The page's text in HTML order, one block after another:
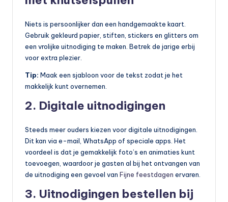
Niets is persoonlijker dan een handgemaakte kaart.
Gebruik gekleurd papier, stiften, stickers en glitters om
een vrolijke uitnodiging te maken. Betrek de jarige erbij
voor extra plezier.
Tip: Maak een sjabloon voor de tekst zodat je het
makkelijk kunt overnemen.
2. Digitale uitnodigingen
Steeds meer ouders kiezen voor digitale uitnodigingen.
Dit kan via e-mail, WhatsApp of speciale apps. Het
voordeel is dat je gemakkelijk foto’s en animaties kunt
toevoegen, waardoor je gasten al bij het ontvangen van
de uitnodiging een gevoel van Fijne feestdagen ervaren.
3. Uitnodigingen bestellen bij